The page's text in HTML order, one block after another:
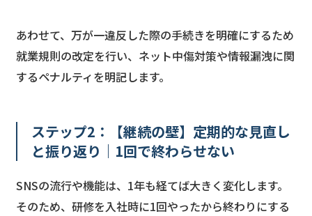
あわせて、万が一違反した際の手続きを明確にするため
就業規則の改定を行い、ネット中傷対策や情報漏洩に関
するペナルティを明記します。
ステップ2：【継続の壁】定期的な見直し
と振り返り｜1回で終わらせない
SNSの流行や機能は、1年も経てば大きく変化します。
そのため、研修を入社時に1回やったから終わりにする